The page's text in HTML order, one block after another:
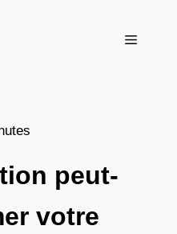
Menu
peut-
votre